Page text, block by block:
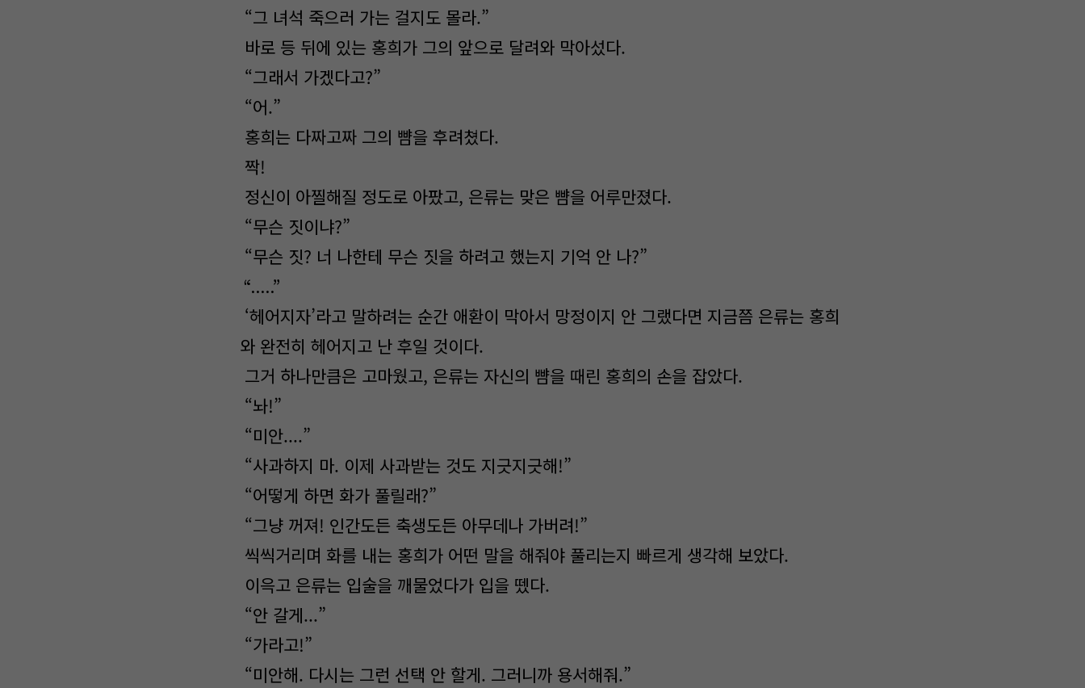
“그 녀석 죽으러 가는 걸지도 몰라.”
바로 등 뒤에 있는 홍희가 그의 앞으로 달려와 막아섰다.
“그래서 가겠다고?”
“어.”
홍희는 다짜고짜 그의 뺨을 후려쳤다.
짝!
정신이 아찔해질 정도로 아팠고, 은류는 맞은 뺨을 어루만졌다.
“무슨 짓이냐?”
“무슨 짓? 너 나한테 무슨 짓을 하려고 했는지 기억 안 나?”
“.....”
‘헤어지자’라고 말하려는 순간 애환이 막아서 망정이지 안 그랬다면 지금쯤 은류는 홍희
와 완전히 헤어지고 난 후일 것이다.
그거 하나만큼은 고마웠고, 은류는 자신의 뺨을 때린 홍희의 손을 잡았다.
“놔!”
“미안....”
“사과하지 마. 이제 사과받는 것도 지긋지긋해!”
“어떻게 하면 화가 풀릴래?”
“그냥 꺼져! 인간도든 축생도든 아무데나 가버려!”
씩씩거리며 화를 내는 홍희가 어떤 말을 해줘야 풀리는지 빠르게 생각해 보았다.
이윽고 은류는 입술을 깨물었다가 입을 뗐다.
“안 갈게...”
“가라고!”
“미안해. 다시는 그런 선택 안 할게. 그러니까 용서해줘.”